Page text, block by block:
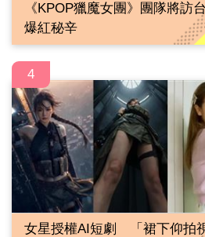
《KPOP獵魔女團》團隊將
爆紅秘辛
4
女星授權AI短劇 「裙下仰拍